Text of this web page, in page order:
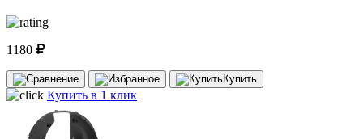
1180
Купить
Купить в 1 клик